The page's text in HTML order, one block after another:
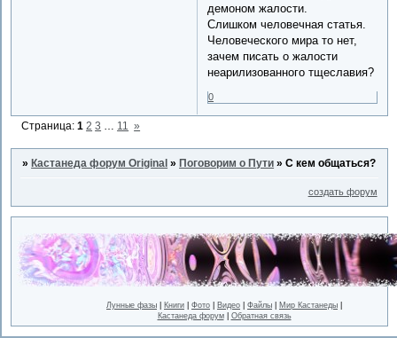
демоном жалости.
Слишком человечная статья.
Человеческого мира то нет,
зачем писать о жалости
неарилизованного тщеславия?
0
Страница:1 2 3 … 11 »
» Кастанеда форум Original » Поговорим о Пути »С кем общаться?
создать форум
Лунные фазы Книги Фото Видео Файлы Мир Кастанеды
Кастанеда форум| Обратная связь